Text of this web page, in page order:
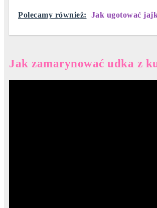
Polecamy również: Jak ugotować
Jak zamarynować udka z